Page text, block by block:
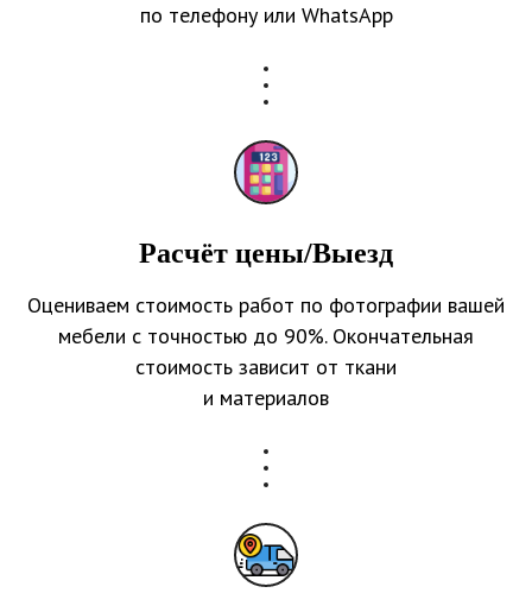
по телефону или WhatsApp
Расчёт цены/Выезд
Оцениваем стоимость работ по фотографии вашей
мебели с точностью до 90%. Окончательная
стоимость зависит от ткани
и материалов